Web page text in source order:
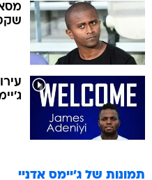
תמונות של ג'יימס אדניי